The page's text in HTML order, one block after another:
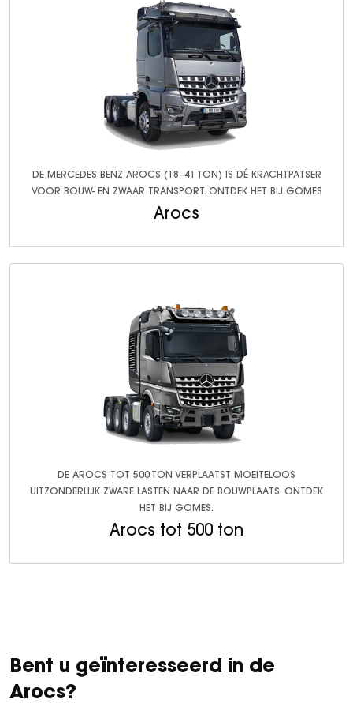
DE MERCEDES‑BENZ AROCS (18–41 TON) IS DÉ KRACHTPATSER
VOOR BOUW- EN ZWAAR TRANSPORT. ONTDEK HET BIJ GOMES
Arocs
DE AROCS TOT 500 TON VERPLAATST MOEITELOOS
UITZONDERLIJK ZWARE LASTEN NAAR DE BOUWPLAATS. ONTDEK
HET BIJ GOMES.
Arocs tot 500 ton
Bent u geïnteresseerd in de
Arocs?